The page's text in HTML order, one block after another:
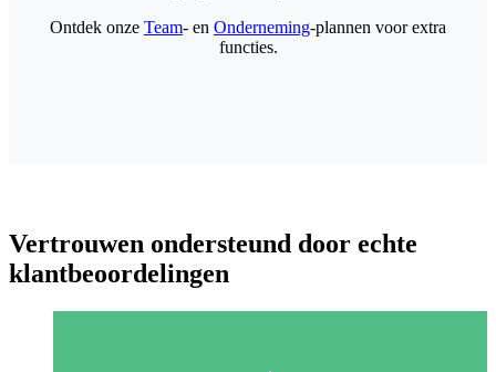
Ontdek onze Team- en Onderneming-plannen voor extra
functies.
Vertrouwen ondersteund door echte
klantbeoordelingen